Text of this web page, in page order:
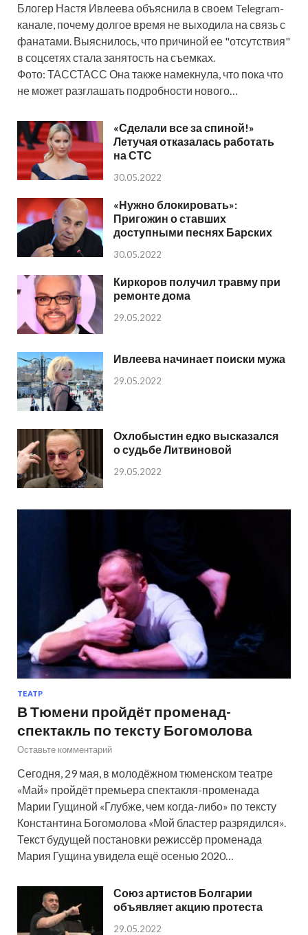
Блогер Настя Ивлеева объяснила в своем Telegram-
канале, почему долгое время не выходила на связь с
фанатами. Выяснилось, что причиной ее "отсутствия"
в соцсетях стала занятость на съемках.
Фото: ТАССТАСС Она также намекнула, что пока что
не может разглашать подробности нового…
«Сделали все за спиной!»
Летучая отказалась работать
на СТС
30.05.2022
«Нужно блокировать»:
Пригожин о ставших
доступными песнях Барских
30.05.2022
Киркоров получил травму при
ремонте дома
29.05.2022
Ивлеева начинает поиски мужа
29.05.2022
Охлобыстин едко высказался
о судьбе Литвиновой
29.05.2022
ТЕАТР
В Тюмени пройдёт променад-
спектакль по тексту Богомолова
Оставьте комментарий
Сегодня, 29 мая, в молодёжном тюменском театре
«Май» пройдёт премьера спектакля-променада
Марии Гущиной «Глубже, чем когда-либо» по тексту
Константина Богомолова «Мой бластер разрядился».
Текст будущей постановки режиссёр променада
Мария Гущина увидела ещё осенью 2020…
Союз артистов Болгарии
объявляет акцию протеста
29.05.2022